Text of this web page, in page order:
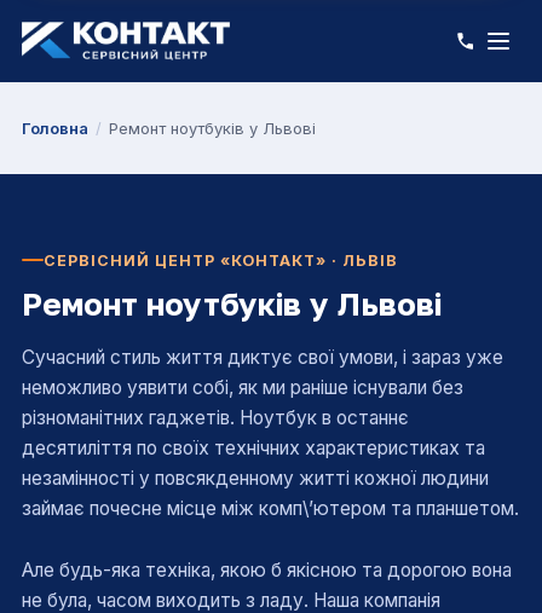
Головна / Ремонт ноутбуків у Львові
СЕРВІСНИЙ ЦЕНТР «КОНТАКТ» · ЛЬВІВ
Ремонт ноутбуків у Львові
Сучасний стиль життя диктує свої умови, і зараз уже
неможливо уявити собі, як ми раніше існували без
різноманітних гаджетів. Ноутбук в останнє
десятиліття по своїх технічних характеристиках та
незамінності у повсякденному житті кожної людини
займає почесне місце між комп\’ютером та планшетом.
Але будь-яка техніка, якою б якісною та дорогою вона
не була, часом виходить з ладу. Наша компанія